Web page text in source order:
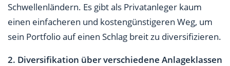
Schwellenländern. Es gibt als Privatanleger kaum
einen einfacheren und kostengünstigeren Weg, um
sein Portfolio auf einen Schlag breit zu diversifizieren.
2. Diversifikation über verschiedene Anlageklassen